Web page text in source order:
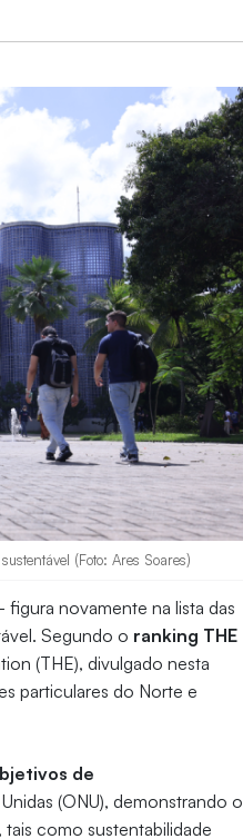
(Foto: Ares Soares)
- figura novamente na lista das
Segundo o ranking THE
(THE), divulgado nesta
particulares do Norte e
de
(ONU), demonstrando o
como sustentabilidade